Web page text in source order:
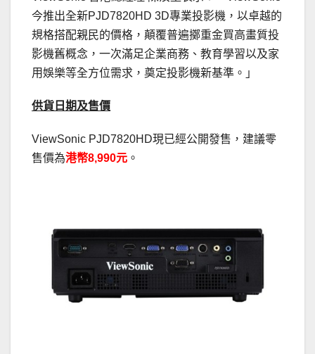
今推出全新PJD7820HD 3D專業投影機，以卓越的
規格搭配親民的價格，顛覆普遍擲重金買高畫質投
影機舊概念，一次滿足企業商務、教育學習以及家
用娛樂等全方位需求，奠定投影機新基準。」
供貨日期及售價
ViewSonic PJD7820HD現已經公開發售，建議零
售價為港幣8,990元 。